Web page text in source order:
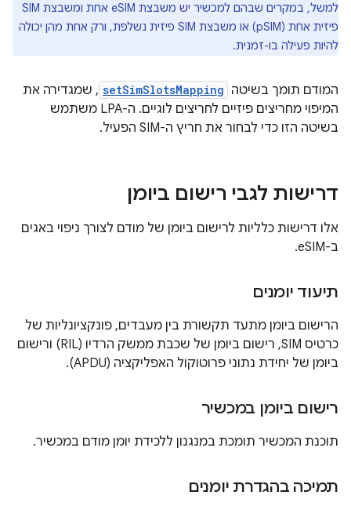
למשל, במקרים שבהם למכשיר יש משבצת eSIM אחת ומשבצת SIM
פיזית אחת (pSIM) או משבצת SIM פיזית נשלפת, ורק אחת מהן יכולה
להיות פעילה בו-זמנית.
המודם תומך בשיטה setSimSlotsMapping , שמגדירה את
המיפוי מחריצים פיזיים לחריצים לוגיים. ה-LPA משתמש
בשיטה הזו כדי לבחור את חריץ ה-SIM הפעיל.
דרישות לגבי רישום ביומן
אלו דרישות כלליות לרישום ביומן של מודם לצורך ניפוי באגים
ב-eSIM.
תיעוד יומנים
הרישום ביומן מתעד תקשורת בין מעבדים, פונקציונליות של
כרטיס SIM, רישום ביומן של שכבת ממשק הרדיו (RIL) ורישום
ביומן של יחידת נתוני פרוטוקול האפליקציה (APDU).
רישום ביומן במכשיר
תוכנת המכשיר תומכת במנגנון ללכידת יומן מודם במכשיר.
תמיכה בהגדרת יומנים